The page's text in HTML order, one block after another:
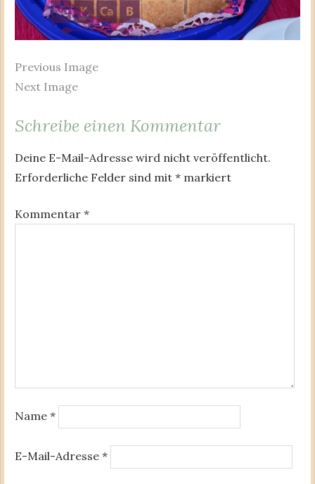
Previous Image
Next Image
Schreibe einen Kommentar
Deine E-Mail-Adresse wird nicht veröffentlicht.
Erforderliche Felder sind mit * markiert
Kommentar *
Name *
E-Mail-Adresse *